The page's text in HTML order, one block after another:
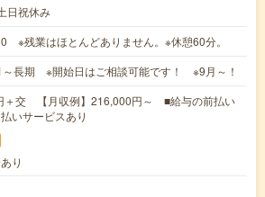
日祝休み
※残業はほとんどありません。※休憩60分。
～長期 ※開始日はご相談可能です！ ※9月～！
＋交 【月収例】216,000円～ ■給与の前払い
いサービスあり
り